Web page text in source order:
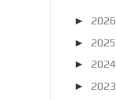
► 2026
► 2025
► 2024
► 2023